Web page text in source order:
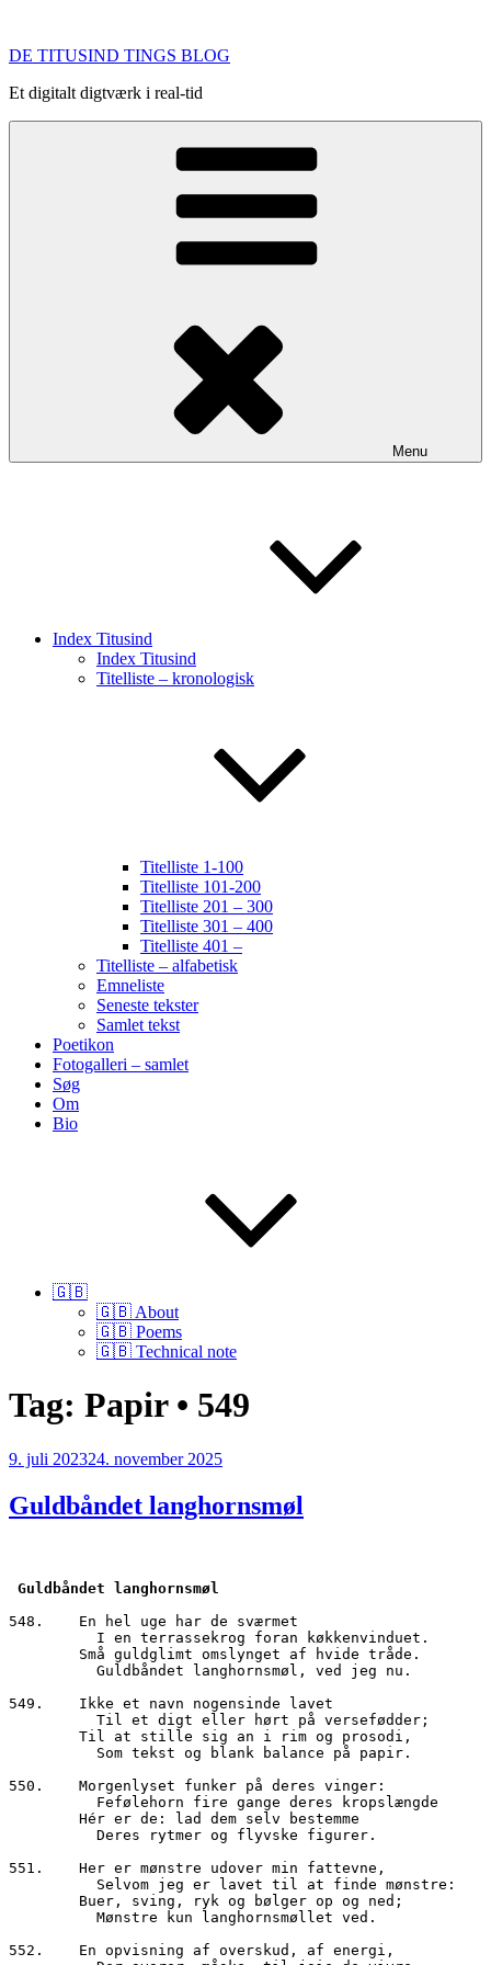
indhold
DE TITUSIND TINGS BLOG
Et digitalt digtværk i real-tid
Menu
Index Titusind
Index Titusind
Titelliste – kronologisk
Titelliste 1-100
Titelliste 101-200
Titelliste 201 – 300
Titelliste 301 – 400
Titelliste 401 –
Titelliste – alfabetisk
Emneliste
Seneste tekster
Samlet tekst
Poetikon
Fotogalleri – samlet
Søg
Om
Bio
🇬🇧
🇬🇧 About
🇬🇧 Poems
🇬🇧 Technical note
Tag: Papir • 549
Udgivet
9. juli 202324. november 2025
Guldbåndet langhornsmøl
Guldbåndet langhornsmøl
548.	En hel uge har de sværmet
	  I en terrassekrog foran køkkenvinduet.
        Små guldglimt omslynget af hvide tråde.
          Guldbåndet langhornsmøl, ved jeg nu.
549.	Ikke et navn nogensinde lavet
	  Til et digt eller hørt på versefødder;
        Til at stille sig an i rim og prosodi,
          Som tekst og blank balance på papir.
550.	Morgenlyset funker på deres vinger:
  	  Fefølehorn fire gange deres kropslængde
        Hér er de: lad dem selv bestemme
          Deres rytmer og flyvske figurer.
551.	Her er mønstre udover min fattevne,
          Selvom jeg er lavet til at finde mønstre:
        Buer, sving, ryk og bølger op og ned;
	  Mønstre kun langhornsmøllet ved.
552.	En opvisning af overskud, af energi,